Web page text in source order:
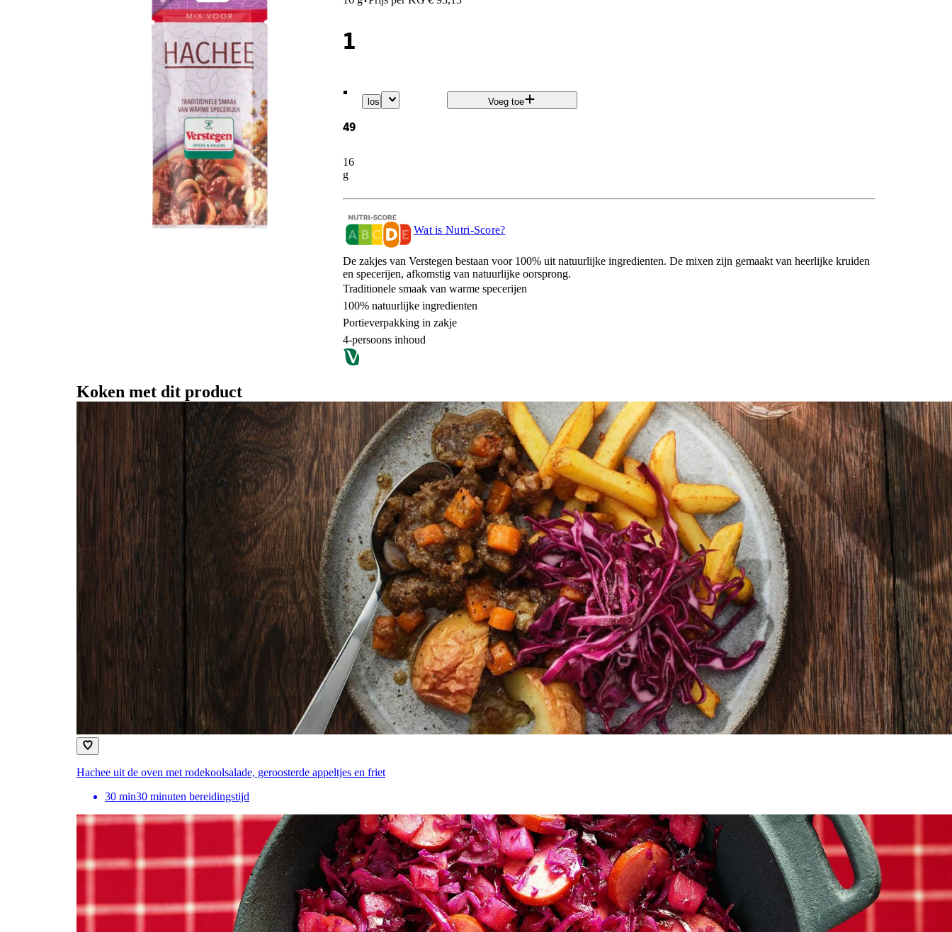
1
.
49
16
g
los Voeg toe
Wat is Nutri-Score?
De zakjes van Verstegen bestaan voor 100% uit natuurlijke ingredienten. De mixen zijn gemaakt van heerlijke kruiden
en specerijen, afkomstig van natuurlijke oorsprong.
Traditionele smaak van warme specerijen
100% natuurlijke ingredienten
Portieverpakking in zakje
4-persoons inhoud
Koken met dit product
Hachee uit de oven met rodekoolsalade, geroosterde appeltjes en friet
30 min30 minuten bereidingstijd